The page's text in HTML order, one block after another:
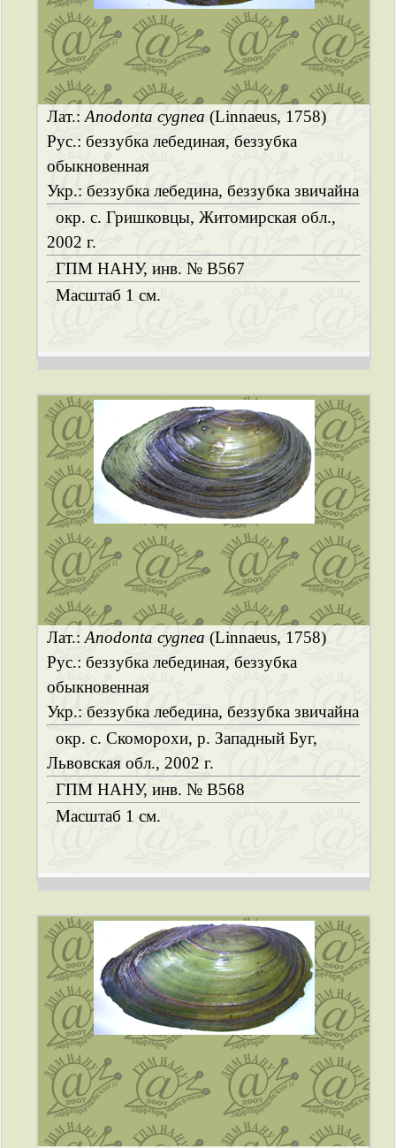
Лат.:Anodonta cygnea (Linnaeus, 1758)
Рус.: беззубка лебединая, беззубка
обыкновенная
Укр.: беззубка лебедина, беззубка звичайна
окр. с. Гришковцы, Житомирская обл.,
2002 г.
ГПМ НАНУ, инв. № B567
Масштаб 1 см.
Лат.:Anodonta cygnea (Linnaeus, 1758)
Рус.: беззубка лебединая, беззубка
обыкновенная
Укр.: беззубка лебедина, беззубка звичайна
окр. с. Скоморохи, р. Западный Буг,
Львовская обл., 2002 г.
ГПМ НАНУ, инв. № B568
Масштаб 1 см.